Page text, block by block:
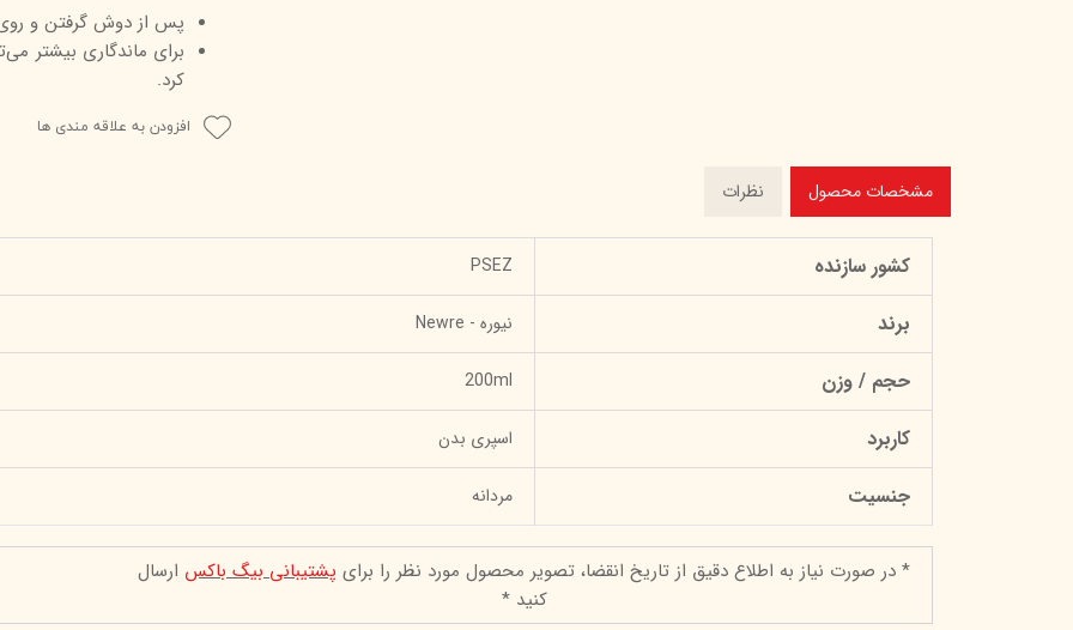
پس از دوش گرفتن و
برای ماندگاری بیشتر
کرد.
افزودن به علاقه مندی ها
مشخصات محصول نظرات
کشور سازنده PSEZ
برند نیوره - Newre
حجم / وزن 200ml
کاربرد اسپری بدن
جنسیت مردانه
* در صورت نیاز به اطلاع دقیق از تاریخ انقضا، تصویر محصول مورد نظر را برای پشتیبانی بیگ باکس ارسال
کنید *